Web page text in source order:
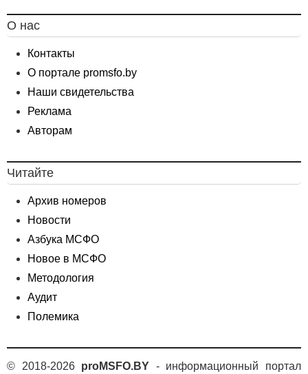
О нас
Контакты
О портале promsfo.by
Наши свидетельства
Реклама
Авторам
Читайте
Архив номеров
Новости
Азбука МСФО
Новое в МСФО
Методология
Аудит
Полемика
© 2018-2026 proMSFO.BY - информационный портал